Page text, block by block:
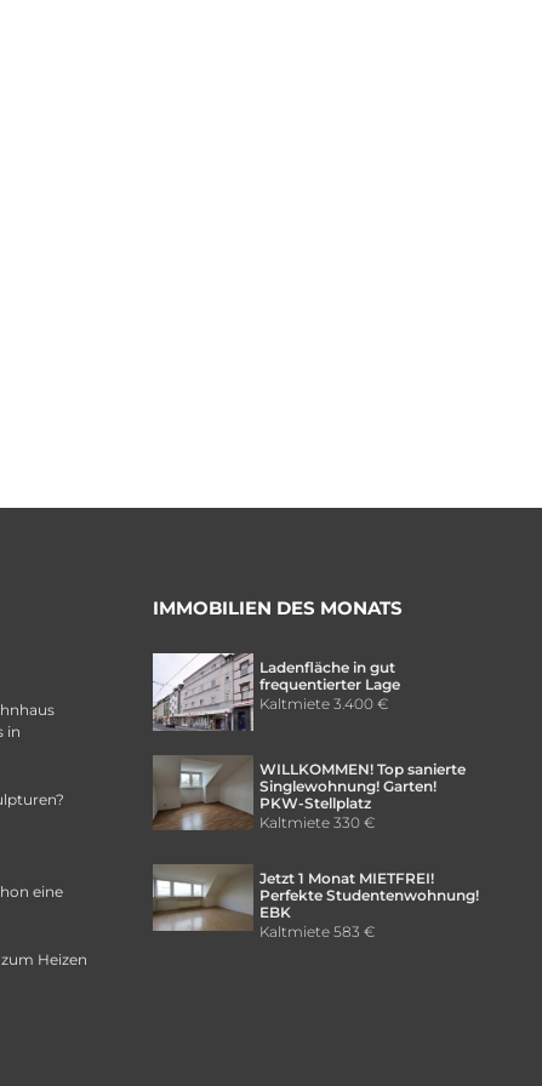
in
eine
Heizen
IMMOBILIEN DES MONATS
Ladenfläche in gut
frequentierter Lage
Kaltmiete3.400 €
WILLKOMMEN! Top sanierte
Singlewohnung! Garten!
PKW-Stellplatz
Kaltmiete330 €
Jetzt 1 Monat MIETFREI!
Perfekte Studentenwohnung!
EBK
Kaltmiete583 €